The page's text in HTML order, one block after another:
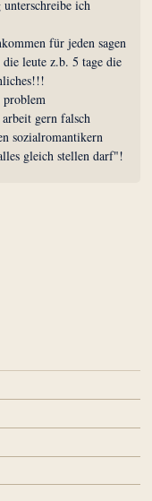
ich
für jeden sagen
leute z.b. 5 tage die
problem
gern falsch
sozialromantikern
gleich stellen darf"!